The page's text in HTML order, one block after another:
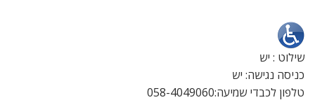
שילוט : יש
כניסה נגישה: יש
טלפון לכבדי שמיעה:058-4049060